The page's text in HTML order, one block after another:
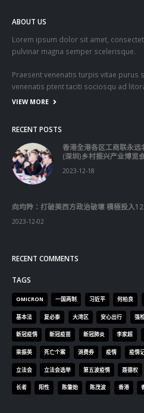
ABOUT US
Lorem ipsum dolor sit amet,
pulvinar magna semper scelerisque.
Praesent venenatis turpis vitae purus
venenatis ptent taciti sociosqu ad
VIEW MORE
RECENT POSTS
香港全港各区工商联永
(深圳)乡村振兴产业博览
2023-12-18
向均羚：打破美西方政治破壞 積極投入
2023-12-02
RECENT COMMENTS
TAGS
OMICRON 一国两制 习近平 何柏良
基本法 复必泰 大湾区 安心出行 强
新冠疫情 新冠疫苗 新冠肺炎 李家超
梁振英 死亡个案 消费券 疫情 疫情
立法会 立法会选举 第五波疫情 聂德权
长者 阳性 陈肇始 陈茂波 香港